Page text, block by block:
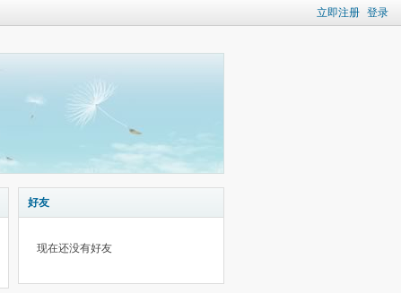
立即注册 登录
好友
现在还没有好友